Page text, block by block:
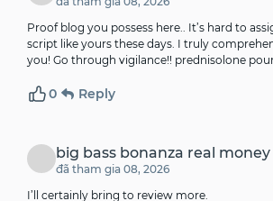
Proof blog you possess here.. It’s hard to
script like yours these days. I truly
you! Go through vigilance!! prednisolone
0 Reply
big bass bonanza real money
đã tham gia 08, 2026
I’ll certainly bring to review more.